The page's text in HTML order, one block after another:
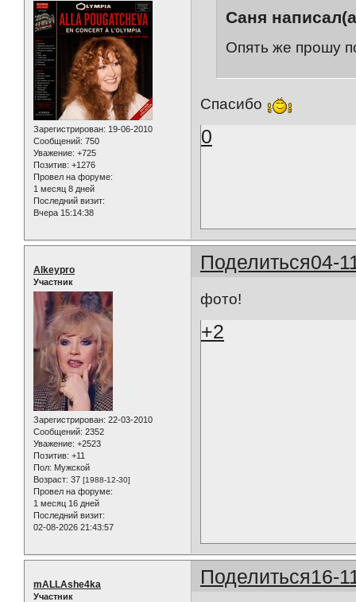
Зарегистрирован: 19-06-2010
Сообщений: 750
Уважение: +725
Позитив: +1276
Провел на форуме:
1 месяц 8 дней
Последний визит:
Вчера 15:14:38
Саня
Опять же прошу
Спасибо
0
Поделиться04-
Alkeypro
Участник
Зарегистрирован: 22-03-2010
Сообщений: 2352
Уважение: +2523
Позитив: +11
Пол: Мужской
Возраст: 37 [1988-12-30]
Провел на форуме:
1 месяц 16 дней
Последний визит:
02-08-2026 21:43:57
фото!
+2
Поделиться16-
mALLAshe4ka
Участник